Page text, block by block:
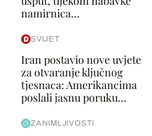
namirnica...
SVIJET
Iran postavio nove uvjete
za otvaranje ključnog
tjesnaca: Amerikancima
poslali jasnu poruku...
ZANIMLJIVOSTI